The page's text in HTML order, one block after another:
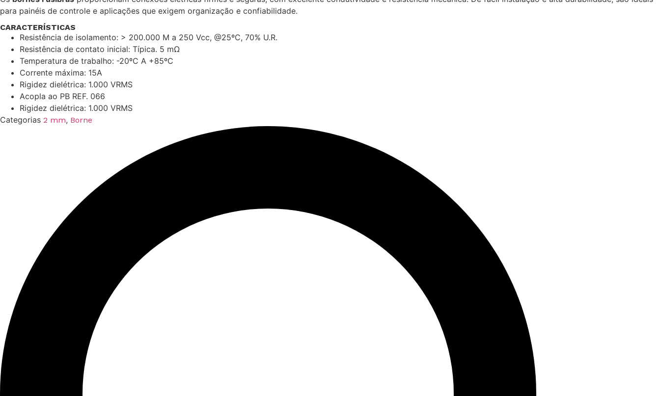
para painéis de controle e aplicações que exigem organização e confiabilidade.
CARACTERÍSTICAS
Resistência de isolamento: > 200.000 M a 250 Vcc, @25ºC, 70% U.R.
Resistência de contato inicial: Típica. 5 mΩ
Temperatura de trabalho: -20ºC A +85ºC
Corrente máxima: 15A
Rigidez dielétrica: 1.000 VRMS
Acopla ao PB REF. 066
Rigidez dielétrica: 1.000 VRMS
Categorias 2 mm, Borne